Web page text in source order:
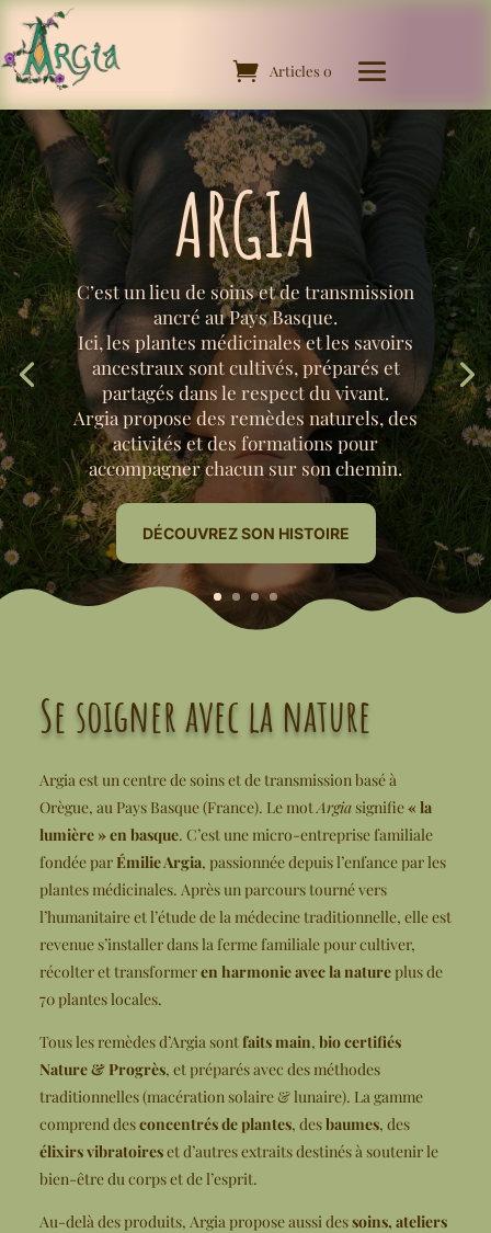
Articles 0
ARGIA
C’est un lieu de soins et de transmission
ancré au Pays Basque.
Ici, les plantes médicinales et les savoirs
ancestraux sont cultivés, préparés et
partagés dans le respect du vivant.
Argia propose des remèdes naturels, des
activités et des formations pour
accompagner chacun sur son chemin.
DÉCOUVREZ SON HISTOIRE
Se soigner avec la nature
Argia est un centre de soins et de transmission basé à
Orègue, au Pays Basque (France). Le motArgiasignifie« la
lumière » en basque. C’est une micro-entreprise familiale
fondée par Émilie Argia, passionnée depuis l’enfance par les
plantes médicinales. Après un parcours tourné vers
l’humanitaire et l’étude de la médecine traditionnelle, elle est
revenue s’installer dans la ferme familiale pour cultiver,
récolter et transformeren harmonie avec la natureplus de
70 plantes locales.
Tous les remèdes d’Argia sontfaits main, bio certifiés
Nature & Progrès, et préparés avec des méthodes
traditionnelles (macération solaire & lunaire). La gamme
comprend desconcentrés de plantes, desbaumes, des
élixirs vibratoireset d’autres extraits destinés à soutenir le
bien-être du corps et de l’esprit.
Au-delà des produits, Argia propose aussi dessoins, ateliers